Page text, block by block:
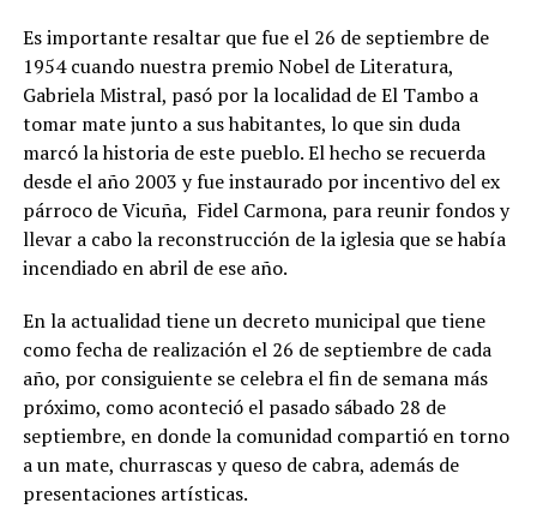
Es importante resaltar que fue el 26 de septiembre de
1954 cuando nuestra premio Nobel de Literatura,
Gabriela Mistral, pasó por la localidad de El Tambo a
tomar mate junto a sus habitantes, lo que sin duda
marcó la historia de este pueblo. El hecho se recuerda
desde el año 2003 y fue instaurado por incentivo del ex
párroco de Vicuña, Fidel Carmona, para reunir fondos y
llevar a cabo la reconstrucción de la iglesia que se había
incendiado en abril de ese año.
En la actualidad tiene un decreto municipal que tiene
como fecha de realización el 26 de septiembre de cada
año, por consiguiente se celebra el fin de semana más
próximo, como aconteció el pasado sábado 28 de
septiembre, en donde la comunidad compartió en torno
a un mate, churrascas y queso de cabra, además de
presentaciones artísticas.